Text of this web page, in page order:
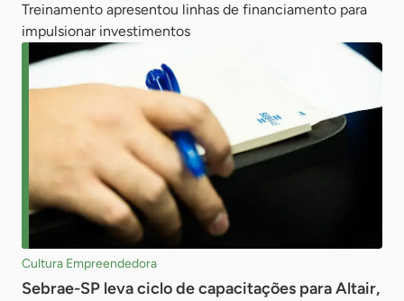
Treinamento apresentou linhas de financiamento para
impulsionar investimentos
Cultura Empreendedora
Sebrae-SP leva ciclo de capacitações para Altair,